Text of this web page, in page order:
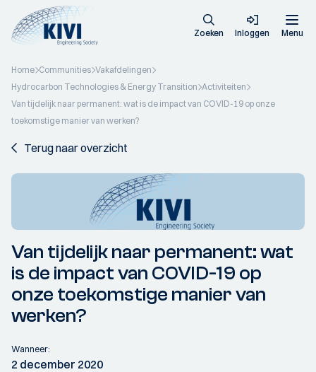
Zoeken Inloggen Menu
Home Communities Vakafdelingen
Hydrocarbon Technologies & Energy Transition Activiteiten
Van tijdelijk naar permanent: wat is de impact van COVID-19 op onze
toekomstige manier van werken?
Terug naar overzicht
Van tijdelijk naar permanent: wat
is de impact van COVID-19 op
onze toekomstige manier van
werken?
Wanneer:
2 december 2020